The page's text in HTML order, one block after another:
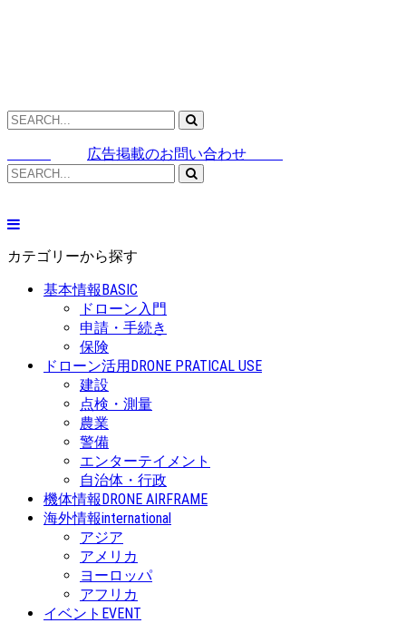
広告掲載のお問い合わせ
カテゴリーから探す
基本情報BASIC
ドローン入門
申請・手続き
保険
ドローン活用DRONE PRATICAL USE
建設
点検・測量
農業
警備
エンターテイメント
自治体・行政
機体情報DRONE AIRFRAME
海外情報international
アジア
アメリカ
ヨーロッパ
アフリカ
イベント EVENT